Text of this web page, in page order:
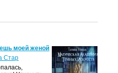
моей женой
Стар